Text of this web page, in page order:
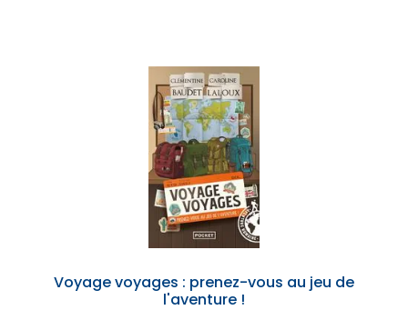
Voyage voyages : prenez-vous au jeu de
l'aventure !